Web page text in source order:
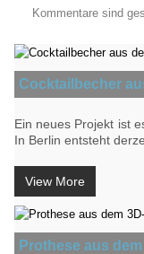
Kommentare sind
Cocktailbecher
Ein neues Projekt ist
In Berlin entsteht
View More
Prothese aus